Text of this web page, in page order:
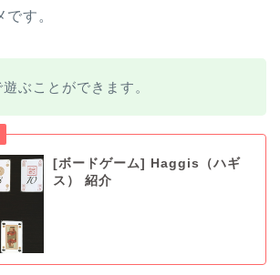
す。
ぶことができます。
[ボードゲーム] Haggis（ハギ
ス） 紹介